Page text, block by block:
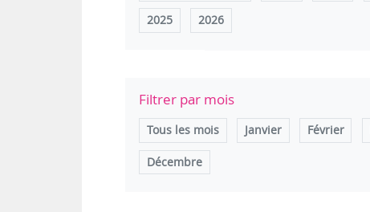
2025 2026
Filtrer par mois
Tous les mois Janvier Février
Décembre